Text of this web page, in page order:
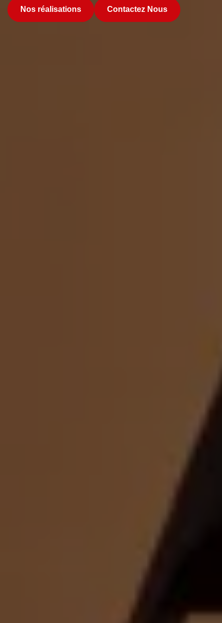
Nos réalisations Contactez Nous